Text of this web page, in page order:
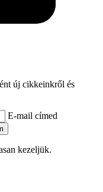
új cikkeinkről és
E-mail címed
kezeljük.